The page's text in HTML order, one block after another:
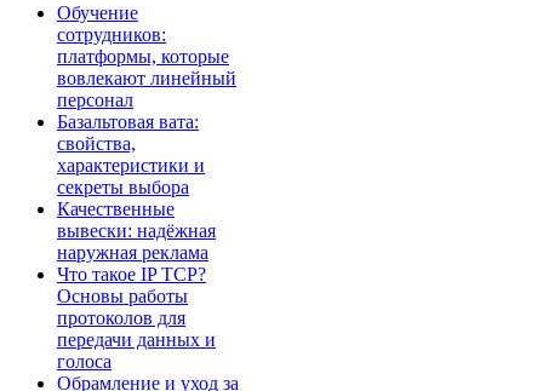
Обучение
сотрудников:
платформы, которые
вовлекают линейный
персонал
Базальтовая вата:
свойства,
характеристики и
секреты выбора
Качественные
вывески: надёжная
наружная реклама
Что такое IP TCP?
Основы работы
протоколов для
передачи данных и
голоса
Обрамление и уход за